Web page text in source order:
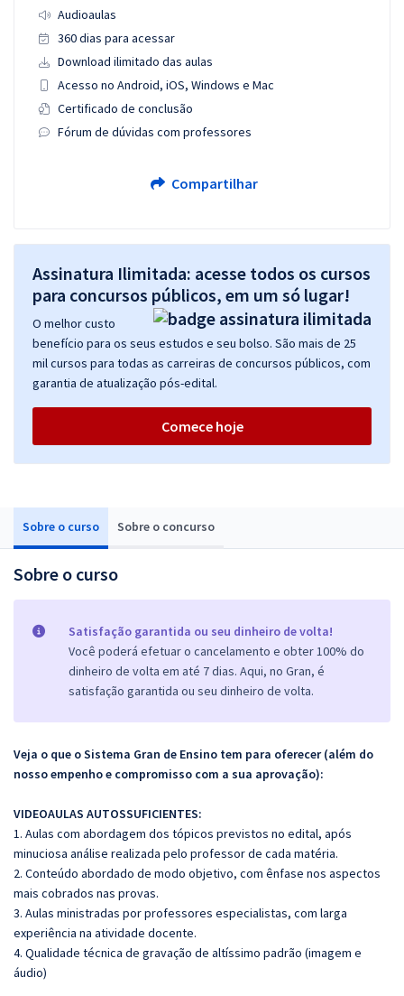
Sobre o curso Sobre o concurso
Sobre o curso
Satisfação garantida ou seu dinheiro de volta!
Você poderá efetuar o cancelamento e obter 100% do
dinheiro de volta em até 7 dias. Aqui, no Gran, é
satisfação garantida ou seu dinheiro de volta.
Veja o que o Sistema Gran de Ensino tem para oferecer (além do
nosso empenho e compromisso com a sua aprovação):
VIDEOAULAS AUTOSSUFICIENTES:
1. Aulas com abordagem dos tópicos previstos no edital, após
minuciosa análise realizada pelo professor de cada matéria.
2. Conteúdo abordado de modo objetivo, com ênfase nos aspectos
mais cobrados nas provas.
3. Aulas ministradas por professores especialistas, com larga
experiência na atividade docente.
4. Qualidade técnica de gravação de altíssimo padrão (imagem e
áudio)
Audioaulas
360 dias para acessar
Download ilimitado das aulas
Acesso no Android, iOS, Windows e Mac
Certificado de conclusão
Fórum de dúvidas com professores
Compartilhar
Assinatura Ilimitada: acesse todos os cursos
para concursos públicos, em um só lugar!
O melhor custo
benefício para os seus estudos e seu bolso. São mais de 25
mil cursos para todas as carreiras de concursos públicos, com
garantia de atualização pós-edital.
Comece hoje